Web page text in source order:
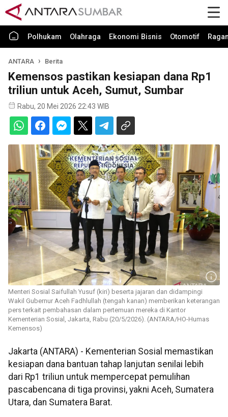
Polhukam Olahraga Ekonomi Bisnis Otomotif
ANTARA Berita
Kemensos pastikan kesiapan dana Rp1
triliun untuk Aceh, Sumut, Sumbar
Rabu, 20 Mei 2026 22:43 WIB
Menteri Sosial Saifullah Yusuf (kiri) beserta jajaran dan didampingi
Wakil Gubernur Aceh Fadhlullah (tengah kanan) memberikan keterangan
pers terkait pembahasan dalam pertemuan mereka di Kantor
Kementerian Sosial, Jakarta, Rabu (20/5/2026). (ANTARA/HO-Humas
Kemensos)
Jakarta (ANTARA) - Kementerian Sosial memastikan
kesiapan dana bantuan tahap lanjutan senilai lebih
dari Rp1 triliun untuk mempercepat pemulihan
pascabencana di tiga provinsi, yakni Aceh, Sumatera
Utara, dan Sumatera Barat.